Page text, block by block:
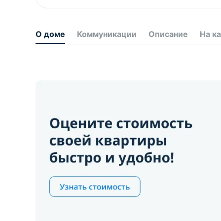
О доме Коммуникации Описание На